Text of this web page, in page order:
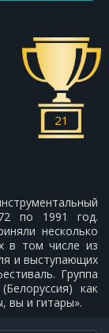
по 1991 год.
несколько
в том числе из
и выступающих
Группа
как
вы и гитары».
21